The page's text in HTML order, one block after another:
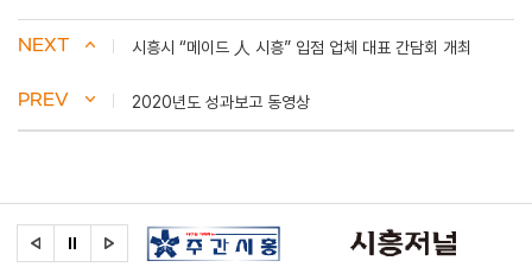
NEXT 시흥시 “메이드 人 시흥” 입점 업체 대표 간담회 개최
PREV 2020년도 성과보고 동영상